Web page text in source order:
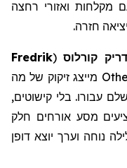
מקלחות ואזורי רחצה
יציאה חזרה.
קורלוס (
Fredrik
מייצג זיקוק של מה
עבורו. בלי קישוטים,
מסע אורחים חלק
נוחה וערך יוצא דופן